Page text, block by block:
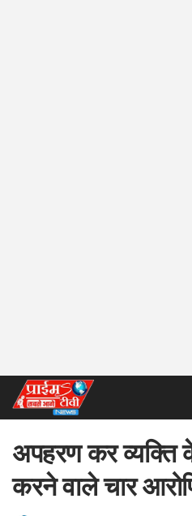
अपहरण कर व्यक्ति
करने वाले चार